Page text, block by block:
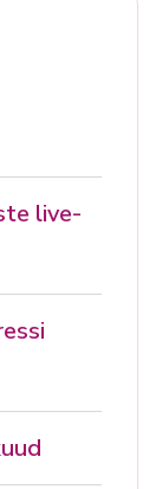
live-